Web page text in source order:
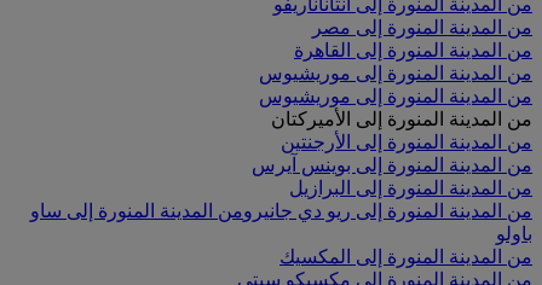
من المدينة المنورة إلى مصر
من المدينة المنورة إلى القاهرة
من المدينة المنورة إلى موريشيوس
من المدينة المنورة إلى موريشيوس
من المدينة المنورة إلى الأميركتان
من المدينة المنورة إلى الأرجنتين
من المدينة المنورة إلى بوينس آيرس
من المدينة المنورة إلى البرازيل
من المدينة المنورة إلى ريو دي جانيرومن المدينة المنورة إلى ساو
باولو
من المدينة المنورة إلى المكسيك
من المدينة المنورة إلى مكسيكو سيتي